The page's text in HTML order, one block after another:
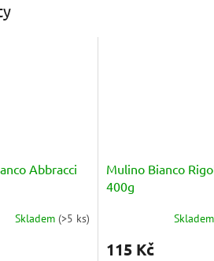
Abbracci
Skladem(>5 ks)
Mulino Bianco
400g
produktu
115 Kč